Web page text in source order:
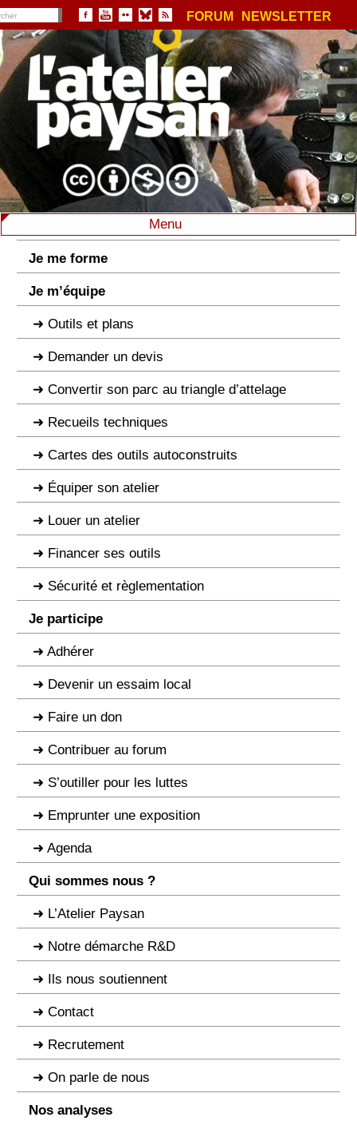
FORUM NEWSLETTER
Menu
Je me forme
Je m’équipe
Outils et plans
Demander un devis
Convertir son parc au triangle d’attelage
Recueils techniques
Cartes des outils autoconstruits
Équiper son atelier
Louer un atelier
Financer ses outils
Sécurité et règlementation
Je participe
Adhérer
Devenir un essaim local
Faire un don
Contribuer au forum
S’outiller pour les luttes
Emprunter une exposition
Agenda
Qui sommes nous ?
L’Atelier Paysan
Notre démarche R&D
Ils nous soutiennent
Contact
Recrutement
On parle de nous
Nos analyses